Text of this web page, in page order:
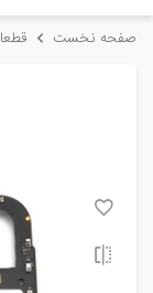
صفحه نخست